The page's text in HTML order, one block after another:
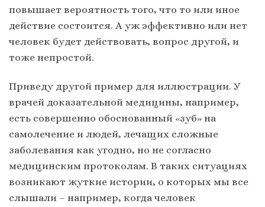
повышает вероятность того, что то или иное
действие состоится. А уж эффективно или нет
человек будет действовать, вопрос другой, и
тоже непростой.
Приведу другой пример для иллюстрации. У
врачей доказательной медицины, например,
есть совершенно обоснованный «зуб» на
самолечение и людей, лечащих сложные
заболевания как угодно, но не согласно
медицинским протоколам. В таких ситуациях
возникают жуткие истории, о которых мы все
слышали – например, когда человек